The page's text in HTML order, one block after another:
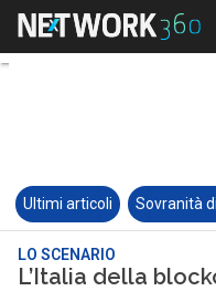
Ultimi articoli Sovranità
LO SCENARIO
L’Italia della